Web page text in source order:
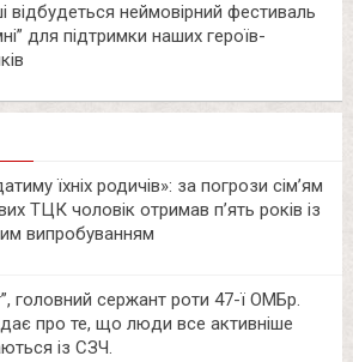
відбудеться неймовірний фестиваль
для підтримки наших героїв-
їхніх родичів»: за погрози сім’ям
ТЦК чоловік отримав п’ять років із
випробуванням
головний сержант роти 47-ї ОМБр.
про те, що люди все активніше
із СЗЧ.